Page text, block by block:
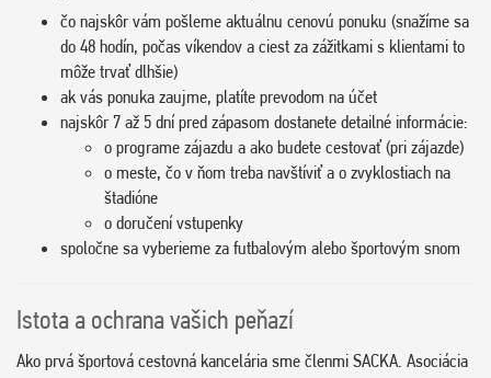
čo najskôr vám pošleme aktuálnu cenovú ponuku (snažíme sa
do 48 hodín, počas víkendov a ciest za zážitkami s klientami to
môže trvať dlhšie)
ak vás ponuka zaujme, platíte prevodom na účet
najskôr 7 až 5 dní pred zápasom dostanete detailné informácie:
o programe zájazdu a ako budete cestovať (pri zájazde)
o meste, čo v ňom treba navštíviť a o zvyklostiach na
štadióne
o doručení vstupenky
spoločne sa vyberieme za futbalovým alebo športovým snom
Istota a ochrana vašich peňazí
Ako prvá športová cestovná kancelária sme členmi SACKA. Asociácia